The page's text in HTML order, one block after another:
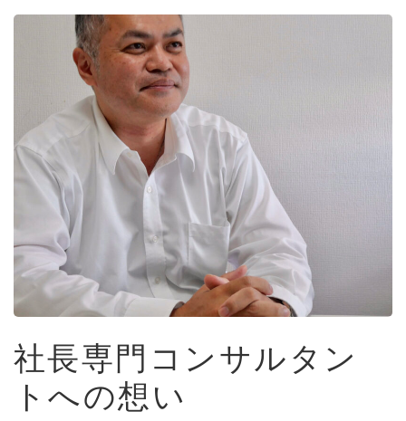
社長専門コンサルタン
トへの想い